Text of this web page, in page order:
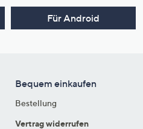
Für Android
Bequem einkaufen
Bestellung
Vertrag widerrufen